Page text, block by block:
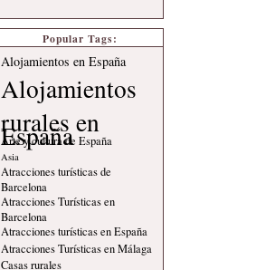
Popular Tags:
Alojamientos en España
Alojamientos
rurales en
España
Arte y cultura de España
Asia
Atracciones turísticas de
Barcelona
Atracciones Turísticas en
Barcelona
Atracciones turísticas en España
Atracciones Turísticas en Málaga
Casas rurales